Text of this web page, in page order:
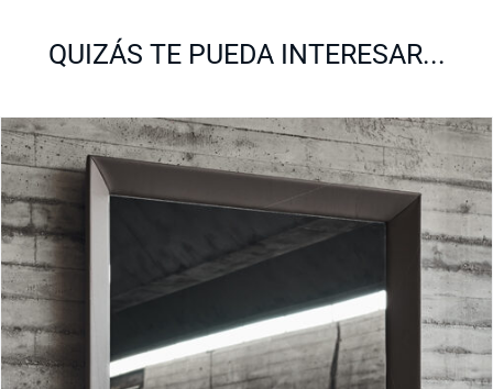
QUIZÁS TE PUEDA INTERESAR...